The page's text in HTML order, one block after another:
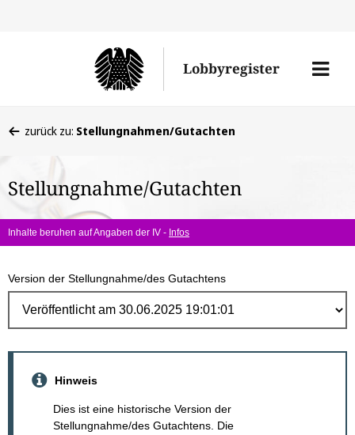
Lobbyregister
Menü
befinden
hier:
zurück zu: Stellungnahmen/Gutachten
Stellungnahme/Gutachten
Inhalte beruhen auf Angaben der IV - Infos
Version der Stellungnahme/des Gutachtens
Hinweis
Dies ist eine historische Version der
Stellungnahme/des Gutachtens. Die